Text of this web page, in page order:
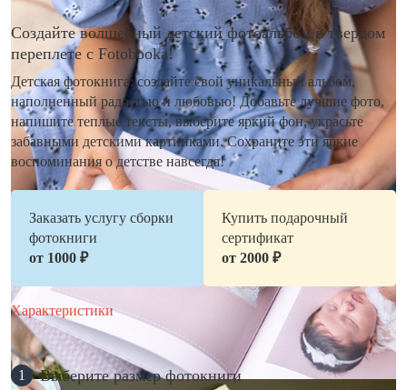
Создайте волшебный детский фотоальбом в твердом
переплете с Fotobooka!
Детская фотокнига: создайте свой уникальный альбом,
наполненный радостью и любовью! Добавьте лучшие фото,
напишите теплые тексты, выберите яркий фон, украсьте
забавными детскими картинками. Сохраните эти яркие
воспоминания о детстве навсегда!
Заказать услугу сборки
фотокниги
от 1000 ₽
Купить подарочный
сертификат
от 2000 ₽
Характеристики
1 Выберите размер фотокниги